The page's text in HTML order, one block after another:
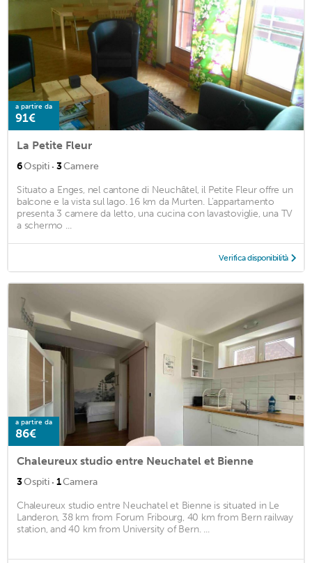
a partire da
91€
La Petite Fleur
6Ospiti · 3Camere
Situato a Enges, nel cantone di Neuchâtel, il Petite Fleur offre un
balcone e la vista sul lago. 16 km da Murten. L'appartamento
presenta 3 camere da letto, una cucina con lavastoviglie, una TV
a schermo ...
Verifica disponibilità
a partire da
86€
Chaleureux studio entre Neuchatel et Bienne
3Ospiti · 1Camera
Chaleureux studio entre Neuchatel et Bienne is situated in Le
Landeron, 38 km from Forum Fribourg, 40 km from Bern railway
station, and 40 km from University of Bern. ...